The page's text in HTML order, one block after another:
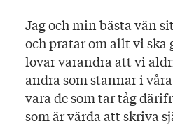
Jag och min bästa vän
och pratar om allt vi
lovar varandra att vi
andra som stannar i
vara de som tar tåg
som är värda att skriva